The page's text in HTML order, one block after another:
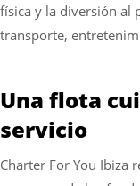
física y la diversión al
transporte,
Una flota
servicio
Charter For You Ibiza